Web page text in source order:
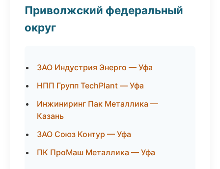
Приволжский федеральный
округ
ЗАО Индустрия Энерго — Уфа
НПП Групп TechPlant — Уфа
Инжиниринг Пак Металлика —
Казань
ЗАО Союз Контур — Уфа
ПК ПроМаш Металлика — Уфа